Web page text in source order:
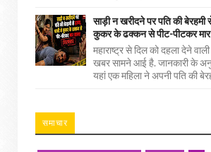
साड़ी न खरीदने पर पति की बेरहमी
कुकर के ढक्कन से पीट-पीटकर मार
महाराष्ट्र से दिल को दहला देने
खबर सामने आई है. जानकारी के
यहां एक महिला ने अपनी पति की
समाचार